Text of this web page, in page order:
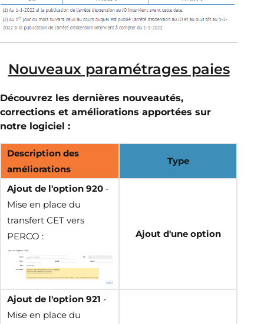
Nouveaux paramétrages paies
Découvrez les dernières nouveautés,
corrections et améliorations apportées sur
notre logiciel :
Description des
améliorations
Type
Ajout de l'option 920 -
Mise en place du
transfert CET vers
PERCO :
Ajout d'une option
Ajout de l'option 921 -
Mise en place du